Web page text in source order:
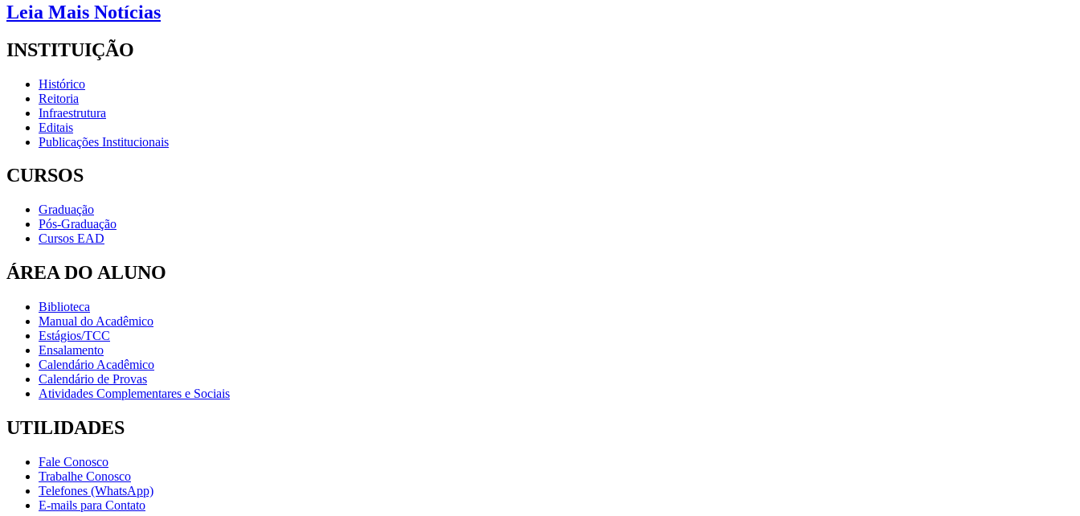
Leia Mais Notícias
INSTITUIÇÃO
Histórico
Reitoria
Infraestrutura
Editais
Publicações Institucionais
CURSOS
Graduação
Pós-Graduação
Cursos EAD
ÁREA DO ALUNO
Biblioteca
Manual do Acadêmico
Estágios/TCC
Ensalamento
Calendário Acadêmico
Calendário de Provas
Atividades Complementares e Sociais
UTILIDADES
Fale Conosco
Trabalhe Conosco
Telefones (WhatsApp)
E-mails para Contato